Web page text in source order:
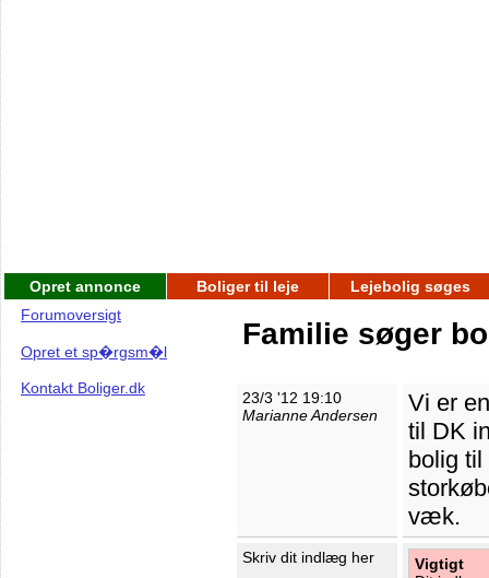
Opret annonce Boliger til leje
Lejebolig søges
Forumoversigt
Opret et sp�rgsm�l
Kontakt Boliger.dk
Familie søger
23/3 '12 19:10
Marianne Andersen
Vi er
til DK
bolig
væk.
Skriv dit indlæg her
Vigtigt